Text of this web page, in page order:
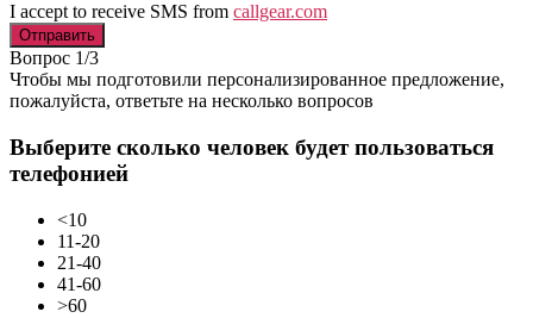
I accept to receive SMS from callgear.com
Отправить
Вопрос 1/3
Чтобы мы подготовили персонализированное предложение,
пожалуйста, ответьте на несколько вопросов
Выберите сколько человек будет пользоваться
телефонией
<10
11-20
21-40
41-60
>60